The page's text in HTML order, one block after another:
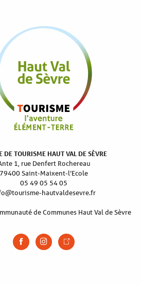
DE TOURISME HAUT VAL DE SÈVRE
1, rue Denfert Rochereau
79400 Saint-Maixent-l’Ecole
05 49 05 54 05
hautvaldesevre.fr
de Communes Haut Val de Sèvre